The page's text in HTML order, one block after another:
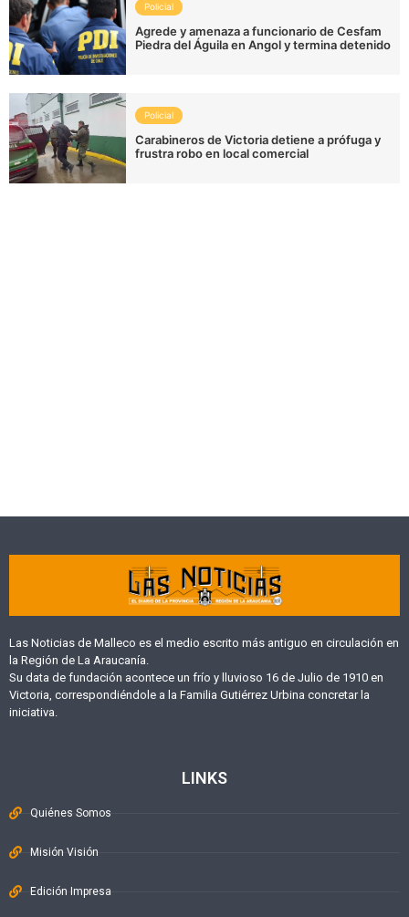
Policial
Agrede y amenaza a funcionario de Cesfam
Piedra del Águila en Angol y termina detenido
Policial
Carabineros de Victoria detiene a prófuga y
frustra robo en local comercial
Las Noticias de Malleco es el medio escrito más antiguo en circulación en
la Región de La Araucanía.
Su data de fundación acontece un frío y lluvioso 16 de Julio de 1910 en
Victoria, correspondiéndole a la Familia Gutiérrez Urbina concretar la
iniciativa.
LINKS
Quiénes Somos
Misión Visión
Edición Impresa